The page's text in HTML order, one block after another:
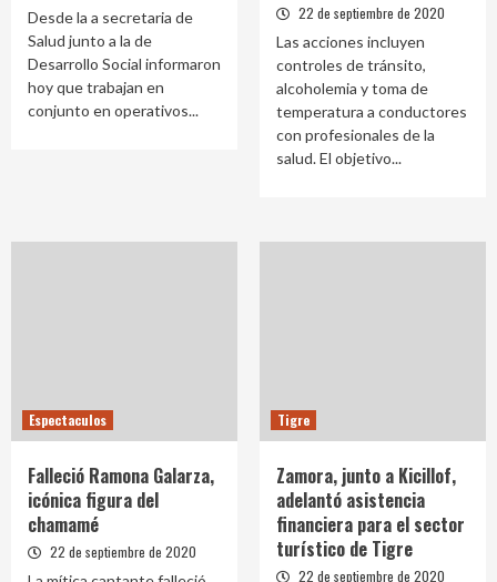
Desde la a secretaria de
Salud junto a la de
Desarrollo Social informaron
hoy que trabajan en
conjunto en operativos...
22 de septiembre de 2020
Las acciones incluyen
controles de tránsito,
alcoholemia y toma de
temperatura a conductores
con profesionales de la
salud. El objetivo...
Espectaculos
Falleció Ramona Galarza,
icónica figura del
chamamé
22 de septiembre de 2020
Tigre
Zamora, junto a Kicillof,
adelantó asistencia
financiera para el sector
turístico de Tigre
22 de septiembre de 2020